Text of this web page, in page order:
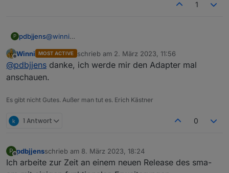
1
P pdbjjens@winni
Du alle Steckdosen, die ioBroker unterstützt an den
SHM über das SEMP-Protokoll anbinden. So könntest
Du wenigstens preiswerte Steckdosen kaufen.
Offline
Winni MOST ACTIVE schrieb am 2. März 2023, 11:56
zuletzt editiert von
@pdbjjens danke, ich werde mir den Adapter mal
anschauen.
Es gibt nicht Gutes. Außer man tut es. Erich Kästner
1 Antwort 0
P
Offline
pdbjjensschrieb am 8. März 2023, 18:24
zuletzt editiert von
Ich arbeite zur Zeit an einem neuen Release des sma-